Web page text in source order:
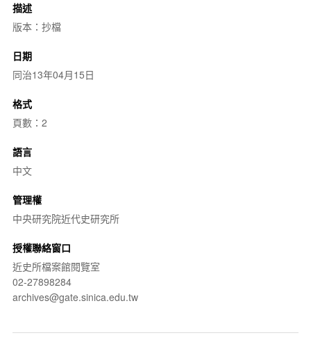
描述
版本：抄檔
日期
同治13年04月15日
格式
頁數：2
語言
中文
管理權
中央研究院近代史研究所
授權聯絡窗口
近史所檔案館閱覽室
02-27898284
archives@gate.sinica.edu.tw